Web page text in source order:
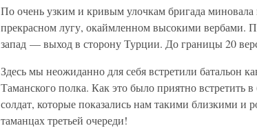
По очень узким и кривым улочкам бригада миновала
прекрасном лугу, окаймленном высокими вербами.
запад — выход в сторону Турции. До границы 20
Здесь мы неожиданно для себя встретили батальон
Таманского полка. Как это было приятно встретить
солдат, которые показались нам такими близкими и
таманцах третьей очереди!